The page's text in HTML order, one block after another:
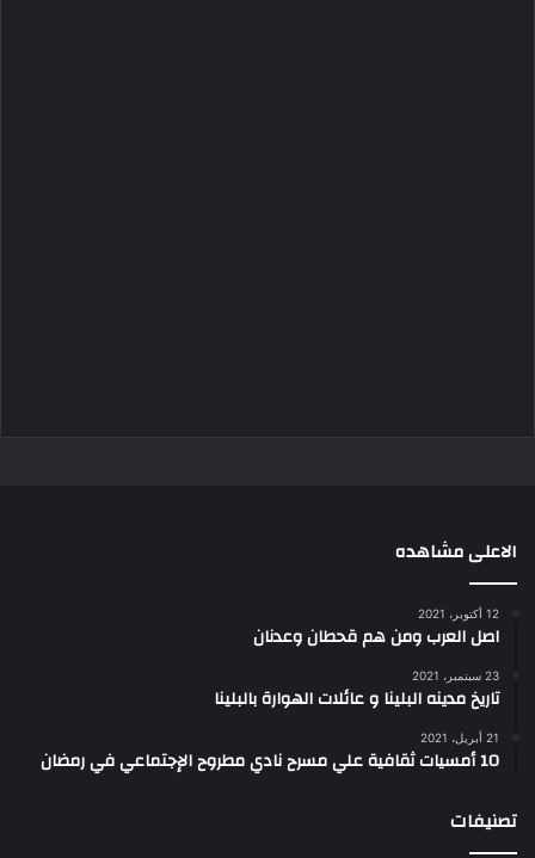
الاعلى مشاهده
12 أكتوبر، 2021
اصل العرب ومن هم قحطان وعدنان
23 سبتمبر، 2021
تاريخ مدينه البلينا و عائلات الهوارة بالبلينا
21 أبريل، 2021
10 أمسيات ثقافية علي مسرح نادي مطروح الإجتماعي في رمضان
تصنيفات